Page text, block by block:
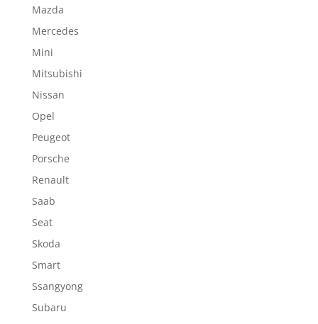
Mazda
Mercedes
Mini
Mitsubishi
Nissan
Opel
Peugeot
Porsche
Renault
Saab
Seat
Skoda
Smart
Ssangyong
Subaru